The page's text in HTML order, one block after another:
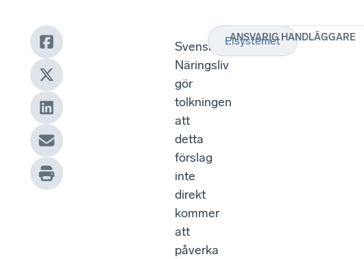
Svenskt
Näringsliv
gör
tolkningen
att
detta
förslag
inte
direkt
kommer
att
påverka
Elsystemet
ANSVARIG HANDLÄGGARE